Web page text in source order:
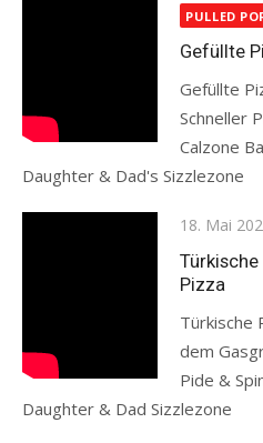
on
PULLED
Gefüllte
Gefüllte
Schneller
Calzone
Daughter & Dad's Sizzlezone
Posted
on
18. Mai
Pizza
Türkische
dem
Pide &
Daughter & Dad Sizzlezone